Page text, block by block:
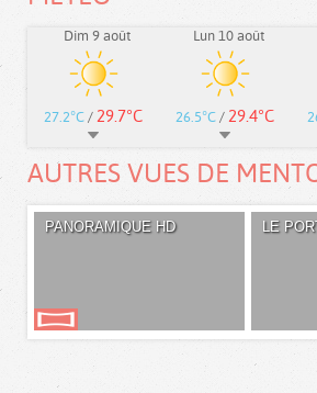
Dim 9 août
27.2°C / 29.7°C
Lun 10 août
26.5°C / 29.4°C
AUTRES VUES DE
PANORAMIQUE HD LE